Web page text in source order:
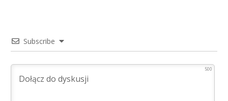
Subscribe
500